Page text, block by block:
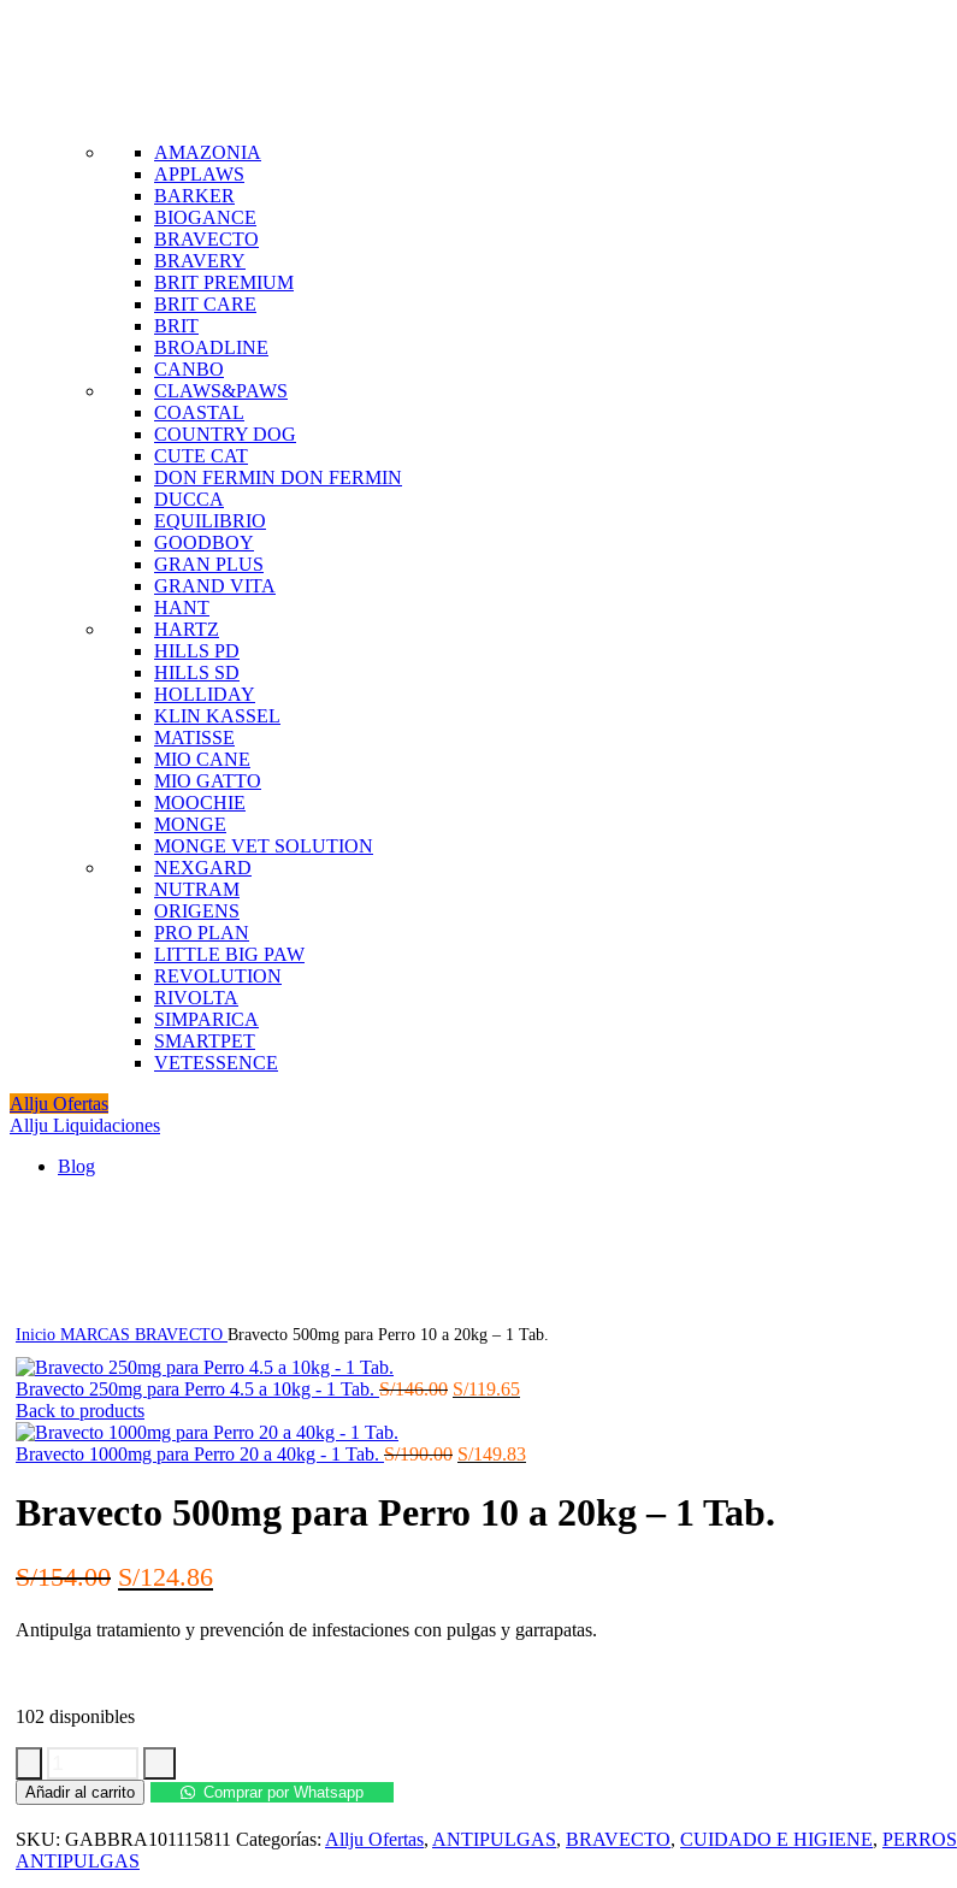
AMAZONIA
APPLAWS
BARKER
BIOGANCE
BRAVECTO
BRAVERY
BRIT PREMIUM
BRIT CARE
BRIT
BROADLINE
CANBO
CLAWS&PAWS
COASTAL
COUNTRY DOG
CUTE CAT
DON FERMIN DON FERMIN
DUCCA
EQUILIBRIO
GOODBOY
GRAN PLUS
GRAND VITA
HANT
HARTZ
HILLS PD
HILLS SD
HOLLIDAY
KLIN KASSEL
MATISSE
MIO CANE
MIO GATTO
MOOCHIE
MONGE
MONGE VET SOLUTION
NEXGARD
NUTRAM
ORIGENS
PRO PLAN
LITTLE BIG PAW
REVOLUTION
RIVOLTA
SIMPARICA
SMARTPET
VETESSENCE
Allju Ofertas
Allju Liquidaciones
Blog
Inicio MARCAS BRAVECTO Bravecto 500mg para Perro 10 a 20kg – 1 Tab.
Bravecto 250mg para Perro 4.5 a 10kg - 1 Tab. S/146.00 El
era:
S/119.65El
es:
Back to products
Bravecto 1000mg para Perro 20 a 40kg - 1 Tab. S/190.00 El
original
era:
S/149.83El
actual
es:
Bravecto 500mg para Perro 10 a 20kg – 1 Tab.
S/154.00 El
original
S/124.86El
actual
Antipulga tratamiento y prevención de infestaciones con pulgas y garrapatas.
102 disponibles
Bravecto
500mg
Perro
10
Añadir al carrito Comprar por Whatsapp
SKU: GABBRA101115811 Categorías: Allju Ofertas, ANTIPULGAS, BRAVECTO, CUIDADO E HIGIENE, PERROS
ANTIPULGAS